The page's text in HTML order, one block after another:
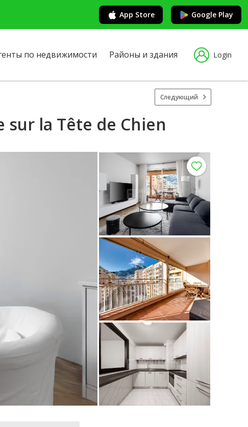
App Store Google Play
по недвижимости Районы и здания Login
Следующий
la Tête de Chien